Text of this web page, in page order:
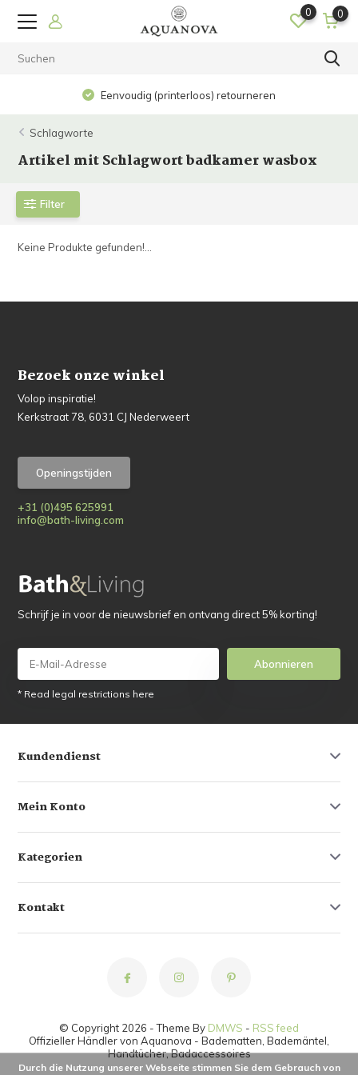
0 0
Eenvoudig (printerloos) retourneren
Schlagworte
Artikel mit Schlagwort badkamer wasbox
Filter
Keine Produkte gefunden!...
Bezoek onze winkel
Volop inspiratie!
Kerkstraat 78, 6031 CJ Nederweert
Openingstijden
+31 (0)495 625991
info@bath-living.com
Schrijf je in voor de nieuwsbrief en ontvang direct 5% korting!
Abonnieren
* Read legal restrictions here
Kundendienst
Mein Konto
Kategorien
Kontakt
© Copyright 2026 - Theme By DMWS - RSS feed
Offizieller Händler von Aquanova - Badematten, Bademäntel,
Handtücher, Badaccessoires
Durch die Nutzung unserer Webseite stimmen Sie dem Gebrauch von